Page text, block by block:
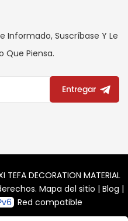
Informado, Suscríbase Y Le
Que Piensa.
Entregar
DECORATION MATERIAL
Mapa del sitio | Blog |
Red compatible